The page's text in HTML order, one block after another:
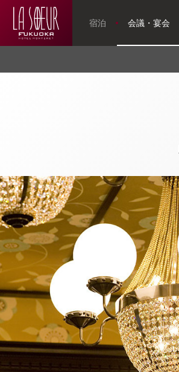
議・宴会場の
宿泊 会議・宴会
お問い合せ
オンラインショップ
クラブモントレ
求人情報
エリア別ホテル一覧